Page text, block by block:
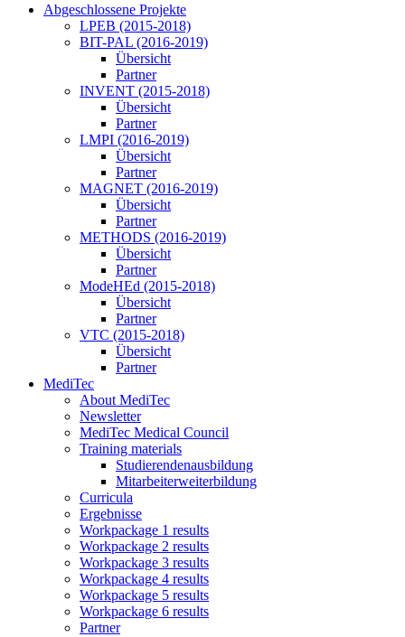
Abgeschlossene Projekte
LPEB (2015-2018)
BIT-PAL (2016-2019)
Übersicht
Partner
INVENT (2015-2018)
Übersicht
Partner
LMPI (2016-2019)
Übersicht
Partner
MAGNET (2016-2019)
Übersicht
Partner
METHODS (2016-2019)
Übersicht
Partner
ModeHEd (2015-2018)
Übersicht
Partner
VTC (2015-2018)
Übersicht
Partner
MediTec
About MediTec
Newsletter
MediTec Medical Council
Training materials
Studierendenausbildung
Mitarbeiterweiterbildung
Curricula
Ergebnisse
Workpackage 1 results
Workpackage 2 results
Workpackage 3 results
Workpackage 4 results
Workpackage 5 results
Workpackage 6 results
Partner